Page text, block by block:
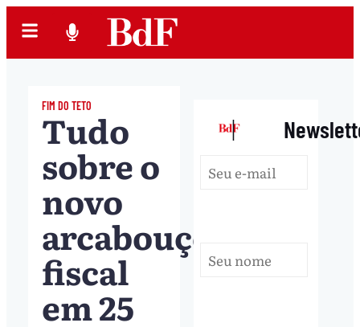
FIM DO TETO
Tudo
sobre o
novo
arcabouço
fiscal
em 25
|